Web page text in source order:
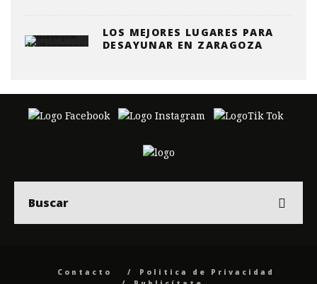
LOS MEJORES LUGARES PARA
DESAYUNAR EN ZARAGOZA
Contacto
Politica de Privacidad